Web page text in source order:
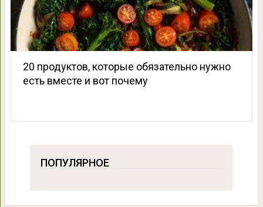
20 продуктов, которые обязательно нужно
есть вместе и вот почему
ПОПУЛЯРНОЕ